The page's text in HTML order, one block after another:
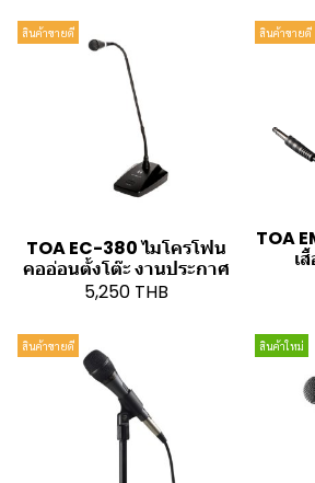
สินค้าขายดี
TOA EC-380 ไมโครโฟน
คออ่อนตั้งโต๊ะ งานประกาศ
5,250 THB
สินค้าขายดี
TOA
เ
สินค้าขายดี สินค้าใหม่